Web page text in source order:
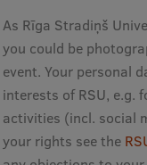
Mobilitātes
Starptautiskie
As Rīga Stradiņš
you could be
event. Your personal
interests of RSU, e.g.
activities (incl. social
your rights see the